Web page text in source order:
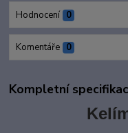
Hodnocení 0
Komentáře 0
Kompletní